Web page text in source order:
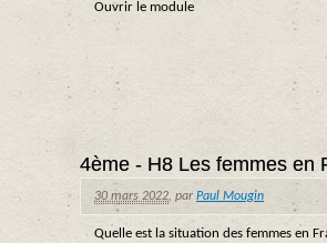
Ouvrir le module
4ème - H8 Les femmes en
30 mars 2022, par Paul Mougin
Quelle est la situation des femmes en